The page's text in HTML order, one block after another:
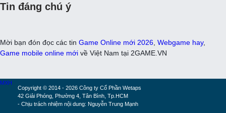
Tin đáng chú ý
Mời bạn đón đọc các tin Game Online mới 2026 Webgame hay,
Game mobile online mới về Việt Nam tại 2GAME.VN
Copyright © 2014 - 2026 Công ty Cổ Phần Wetaps
42 Giải Phóng, Phường 4, Tân Bình, Tp.HCM
- Chịu trách nhiệm nội dung: Nguyễn Trung Mạnh
MXH